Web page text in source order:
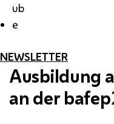
ub
e
NEWSLETTER
Ausbildung
an der bafep